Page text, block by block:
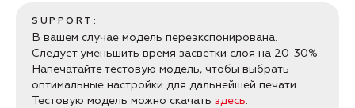
SUPPORT:
В вашем случае модель переэкспонирована.
Следует уменьшить время засветки слоя на 20-30%.
Напечатайте тестовую модель, чтобы выбрать
оптимальные настройки для дальнейшей печати.
Тестовую модель можно скачать здесь.